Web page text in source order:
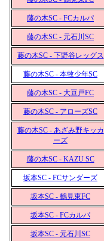
藤の木SC - FCカルパ
藤の木SC - 元石川SC
藤の木SC - 下野谷レッグス
藤の木SC - 本牧少年SC
藤の木SC - 大豆戸FC
藤の木SC - アローズSC
藤の木SC - あざみ野キッカ
ーズ
藤の木SC - KAZU SC
坂本SC - FCサンダーズ
坂本SC - 鶴見東FC
坂本SC - FCカルパ
坂本SC - 元石川SC